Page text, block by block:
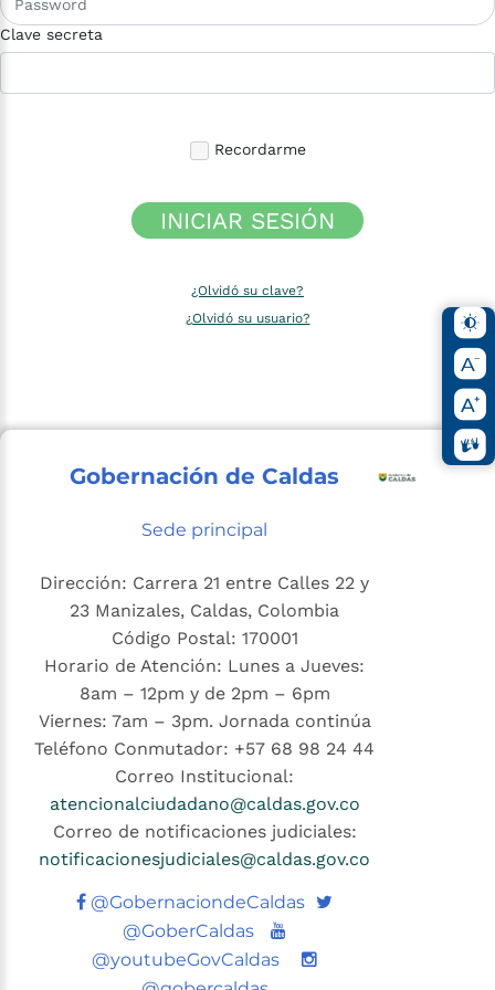
Clave secreta
Recordarme
INICIAR SESIÓN
¿Olvidó su clave?
¿Olvidó su usuario?
Gobernación de Caldas
Sede principal
Dirección: Carrera 21 entre Calles 22 y
23 Manizales, Caldas, Colombia
Código Postal: 170001
Horario de Atención: Lunes a Jueves:
8am – 12pm y de 2pm – 6pm
Viernes: 7am – 3pm. Jornada continúa
Teléfono Conmutador: +57 68 98 24 44
Correo Institucional:
atencionalciudadano@caldas.gov.co
Correo de notificaciones judiciales:
notificacionesjudiciales@caldas.gov.co
@GobernaciondeCaldas Twitter
@GoberCaldas
Youtube
@youtubeGovCaldas